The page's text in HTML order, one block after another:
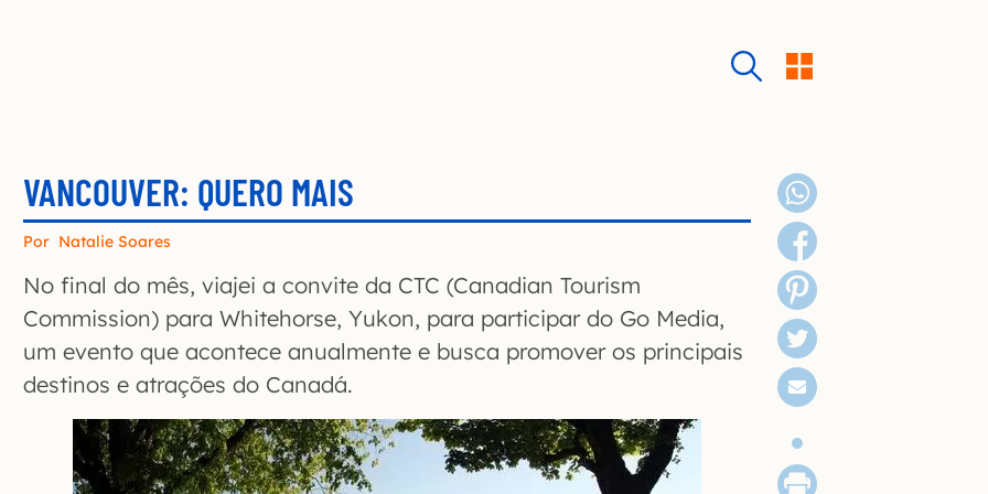
VANCOUVER: QUERO MAIS
Por Natalie Soares
No final do mês, viajei a convite da CTC (Canadian Tourism
Commission) para Whitehorse, Yukon, para participar do Go Media,
um evento que acontece anualmente e busca promover os principais
destinos e atrações do Canadá.